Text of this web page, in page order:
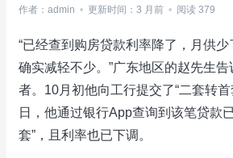
作者：admin • 更新时间：3 月前 • 阅读 379
“已经查到购房贷款利率降了，月供
确实减轻不少。”广东地区的赵先生
者。10月初他向工行提交了“二套转
日，他通过银行App查询到该笔贷款
套”，且利率也已下调。